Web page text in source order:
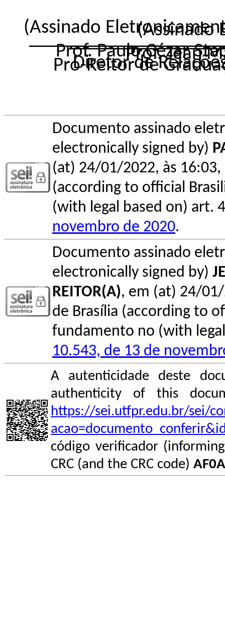
(Assinado
(Assinado
Prof. Paulo
Prof. Jean
Diretor de
Pró-Reitor de
Documento assinado
electronically signed by)
(at) 24/01/2022, às
(according to official
(with legal based on) art.
novembro de 2020.
Documento assinado
electronically signed by)
REITOR(A), em (at) 24/
de Brasília (according to
fundamento no (with
10.543, de 13 de
A autenticidade deste
authenticity of this
https://sei.utfpr.edu.br/sei/
código verificador
CRC (and the CRC code)